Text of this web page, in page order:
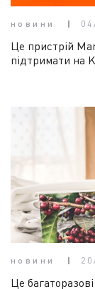
новини
Це пристрій
підтримати на
новини
Це